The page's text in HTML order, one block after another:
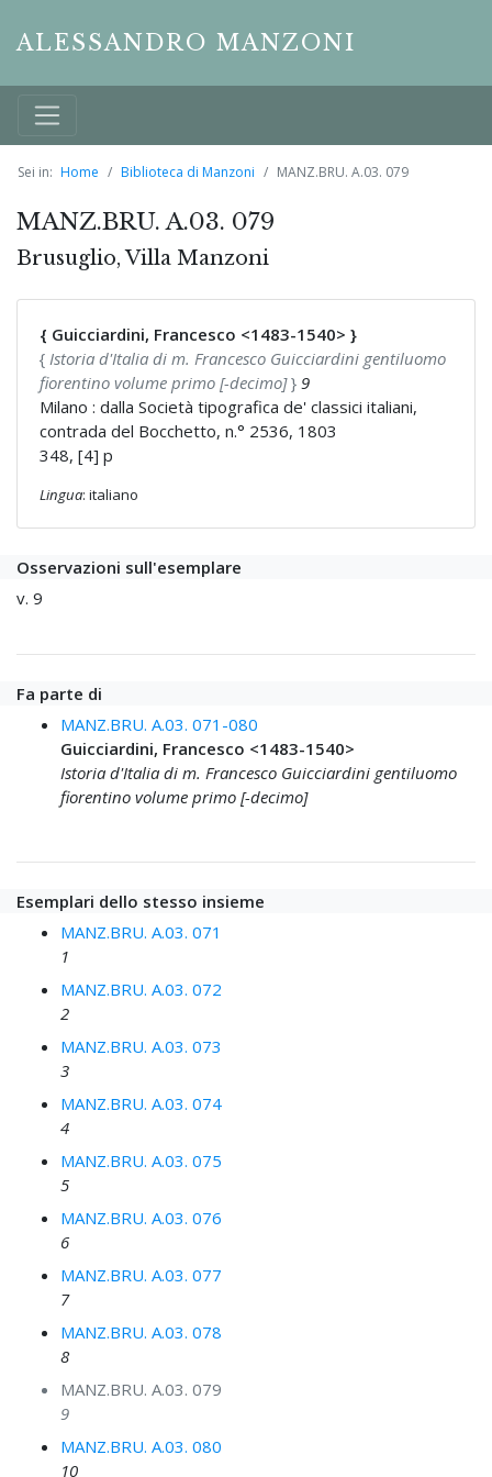
ALESSANDRO MANZONI
Sei in: Home Biblioteca di Manzoni MANZ.BRU. A.03. 079
MANZ.BRU. A.03. 079
Brusuglio, Villa Manzoni
{ Guicciardini, Francesco <1483-1540> }
{ Istoria d'Italia di m. Francesco Guicciardini gentiluomo
fiorentino volume primo [-decimo]} 9
Milano : dalla Società tipografica de' classici italiani,
contrada del Bocchetto, n.° 2536, 1803
348, [4] p
Lingua: italiano
Osservazioni sull'esemplare
v. 9
Fa parte di
MANZ.BRU. A.03. 071-080
Guicciardini, Francesco <1483-1540>
Istoria d'Italia di m. Francesco Guicciardini gentiluomo
fiorentino volume primo [-decimo]
Esemplari dello stesso insieme
MANZ.BRU. A.03. 071
1
MANZ.BRU. A.03. 072
2
MANZ.BRU. A.03. 073
3
MANZ.BRU. A.03. 074
4
MANZ.BRU. A.03. 075
5
MANZ.BRU. A.03. 076
6
MANZ.BRU. A.03. 077
7
MANZ.BRU. A.03. 078
8
MANZ.BRU. A.03. 079
9
MANZ.BRU. A.03. 080
10